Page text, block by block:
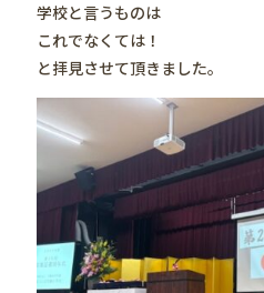
学校と言うものは
これでなくては！
と拝見させて頂きました。